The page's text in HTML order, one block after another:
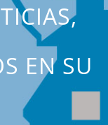
EN SU